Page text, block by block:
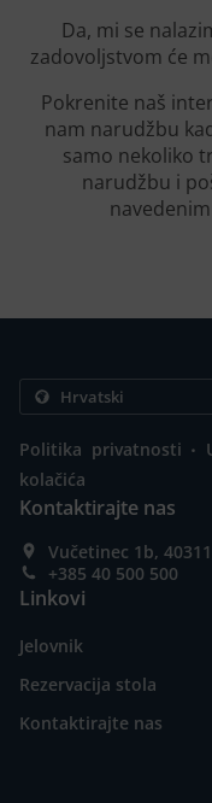
Da, mi se
zadovoljstvom će
Pokrenite naš
nam narudžbu
samo nekoliko
narudžbu i
Politika privatnosti .
kolačića
Kontaktirajte nas
Vučetinec 1b,
+385 40 500 500
Linkovi
Jelovnik
Rezervacija stola
Kontaktirajte nas